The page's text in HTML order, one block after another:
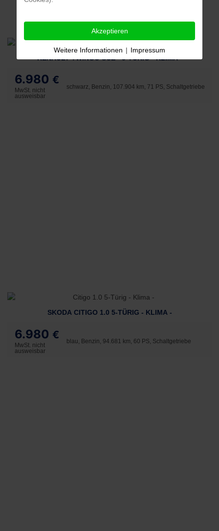
RENAULT TWINGO SCE - 5-TÜRIG - KLIMA -
6.980 €
MwSt. nicht
ausweisbar
schwarz, Benzin, 107.904 km, 71 PS, Schaltgetriebe
SKODA CITIGO 1.0 5-TÜRIG - KLIMA -
6.980 €
MwSt. nicht
ausweisbar
blau, Benzin, 94.681 km, 60 PS, Schaltgetriebe
Akzeptieren
Weitere Informationen | Impressum